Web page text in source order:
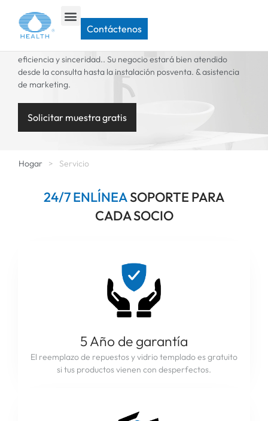
Contáctenos
SERVICIO
eficiencia y sinceridad.. Su negocio estará bien atendido
desde la consulta hasta la instalación posventa. & asistencia
de marketing.
Solicitar muestra gratis
Hogar > Servicio
24/7 NLÍNEASOPORTE PARA
CADA SOCIO
5 Año de garantía
El reemplazo de repuestos y vidrio templado es gratuito
si tus productos vienen con desperfectos.